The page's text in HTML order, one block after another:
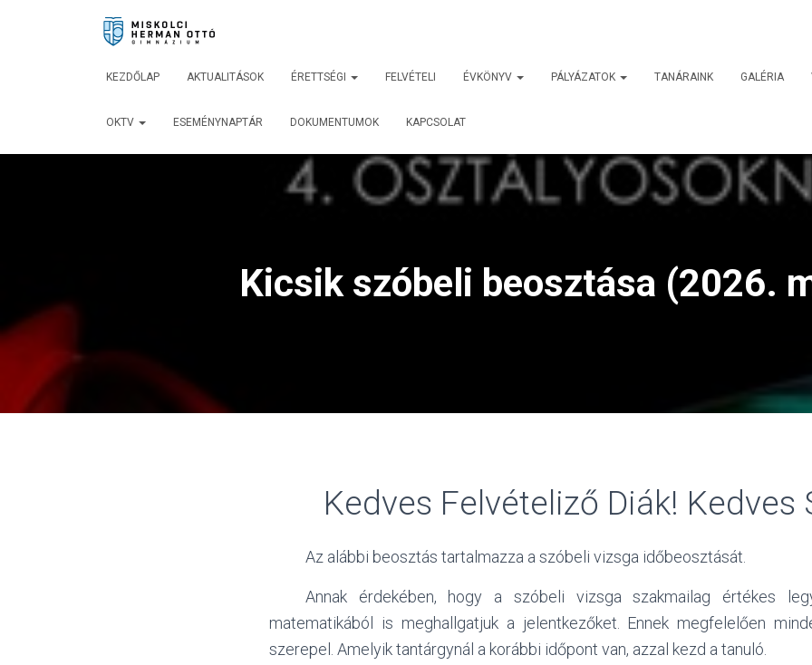
KEZDŐLAP AKTUALITÁSOK ÉRETTSÉGI FELVÉTELI ÉVKÖNYV PÁLYÁZATOK TANÁRAINK GALÉRIA
OKTV ESEMÉNYNAPTÁR DOKUMENTUMOK KAPCSOLAT
Kicsik szóbeli beosztása (2026.
Kedves Felvételiző Diák! Kedves
Az alábbi beosztás tartalmazza a szóbeli vizsga időbeosztását.
Annak érdekében, hogy a szóbeli vizsga szakmailag értékes
matematikából is meghallgatjuk a jelentkezőket. Ennek megfelelően
szerepel. Amelyik tantárgynál a korábbi időpont van, azzal kezd a tanuló.